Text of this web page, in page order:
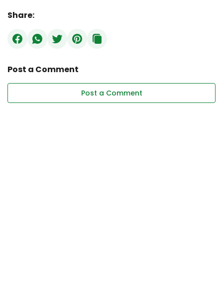
Share:
Post a Comment
Post a Comment